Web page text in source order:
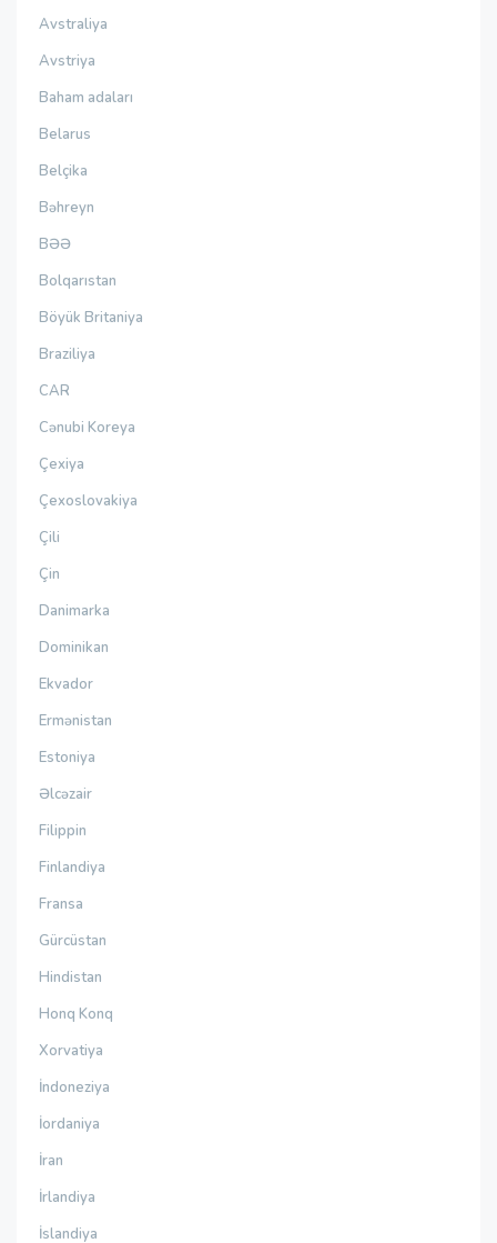
Avstraliya
Avstriya
Baham adaları
Belarus
Belçika
Bəhreyn
BƏƏ
Bolqarıstan
Böyük Britaniya
Braziliya
CAR
Cənubi Koreya
Çexiya
Çexoslovakiya
Çili
Çin
Danimarka
Dominikan
Ekvador
Ermənistan
Estoniya
Əlcəzair
Filippin
Finlandiya
Fransa
Gürcüstan
Hindistan
Honq Konq
Xorvatiya
İndoneziya
İordaniya
İran
İrlandiya
İslandiya